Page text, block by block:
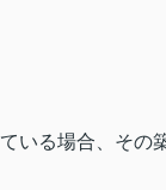
いる場合、その